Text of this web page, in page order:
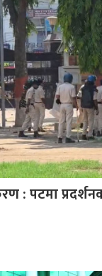
: पटमा